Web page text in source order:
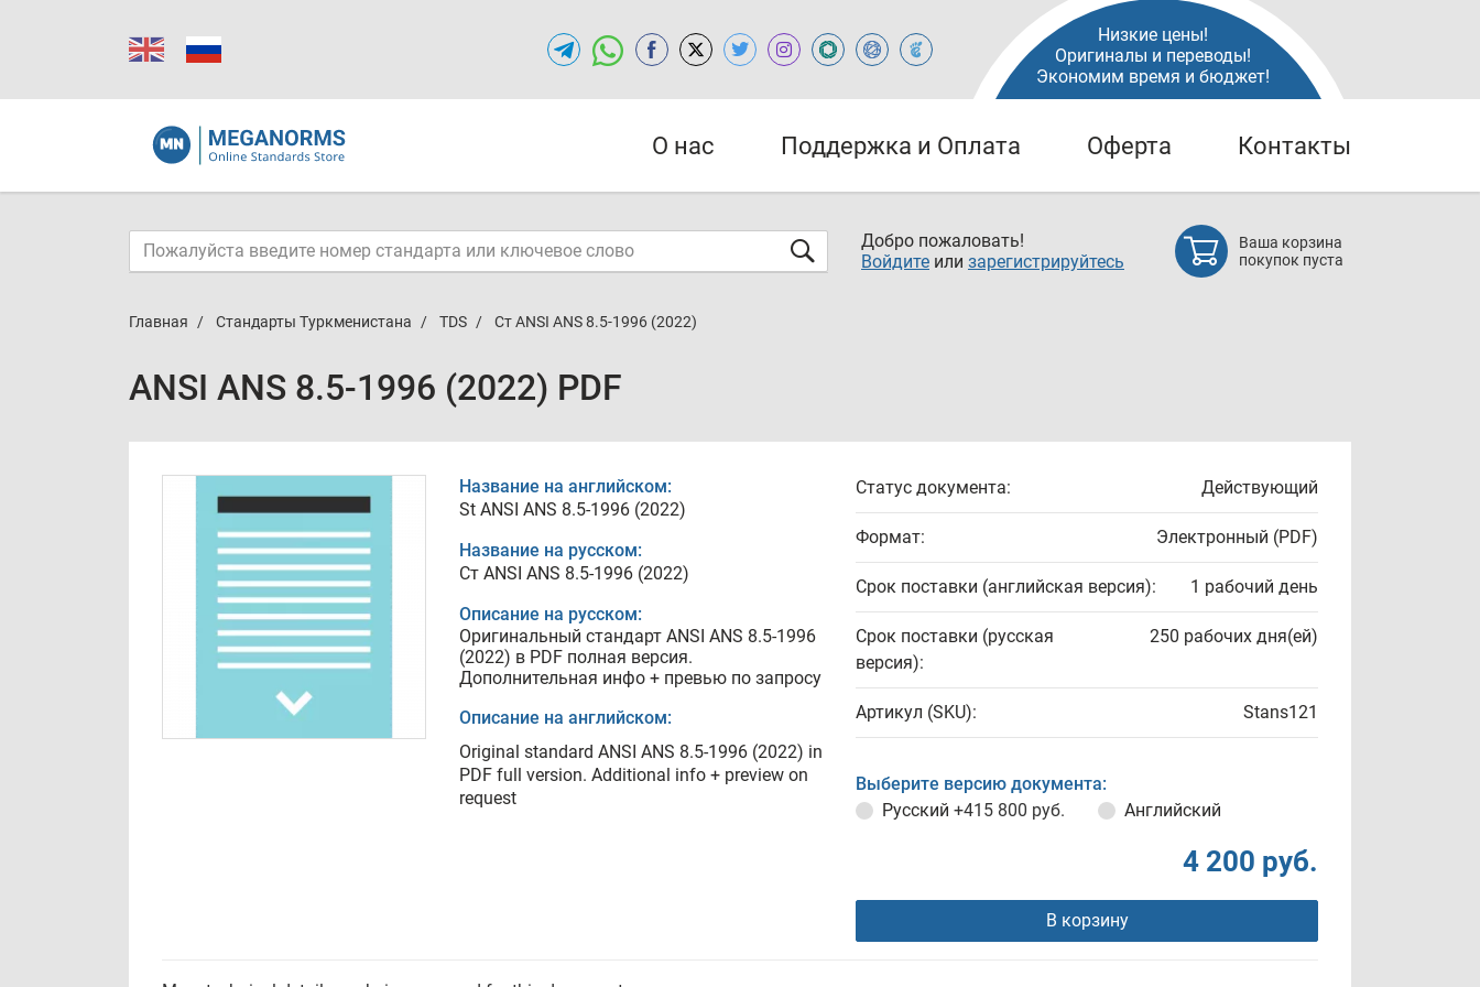
Низкие цены!
Оригиналы и переводы!
Экономим время и бюджет!
О нас Поддержка и Оплата Оферта Контакты
Добро пожаловать!
Войдите или зарегистрируйтесь
Ваша корзина
покупок пуста
Главная Стандарты Туркменистана TDS Ст ANSI ANS 8.5-1996 (2022)
ANSI ANS 8.5-1996 (2022) PDF
Название на английском:
St ANSI ANS 8.5-1996 (2022)
Название на русском:
Ст ANSI ANS 8.5-1996 (2022)
Описание на русском:
Оригинальный стандарт ANSI ANS 8.5-1996
(2022) в PDF полная версия.
Дополнительная инфо + превью по запросу
Описание на английском:
Original standard ANSI ANS 8.5-1996 (2022) in
PDF full version. Additional info + preview on
request
Статус документа: Действующий
Формат: Электронный (PDF)
Срок поставки (английская версия): 1 рабочий день
Срок поставки (русская
версия):
250 рабочих дня(ей)
Артикул (SKU): Stans121
Выберите версию документа:
Русский +415 800 руб. Английский
4 200 руб.
В корзину